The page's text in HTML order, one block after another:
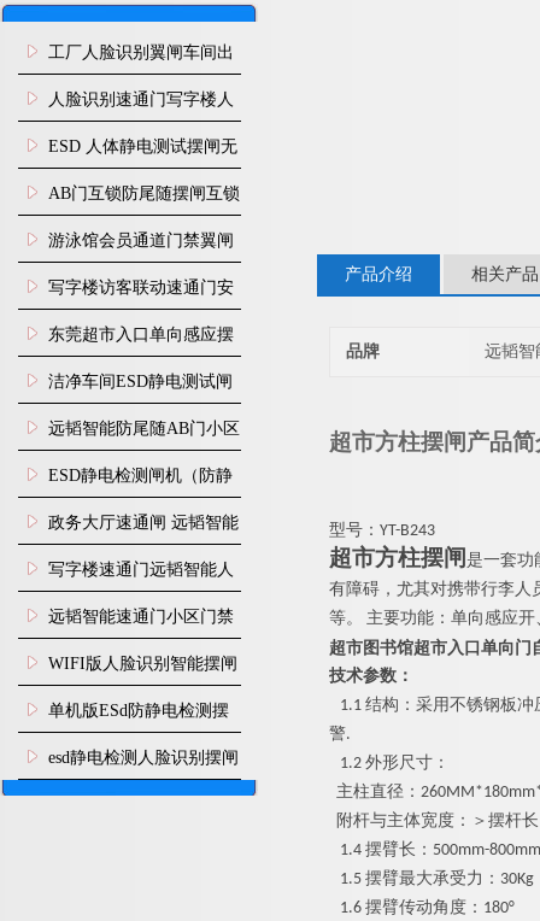
工厂人脸识别翼闸车间出
入口人行通道门禁
人脸识别速通门写字楼人
行通道闸门禁设备
ESD 人体静电测试摆闸无
尘车间防静电闸机
AB门互锁防尾随摆闸互锁
闸机
游泳馆会员通道门禁翼闸
写字楼访客联动速通门安
装
东莞超市入口单向感应摆
闸安装
洁净车间ESD静电测试闸
机
远韬智能防尾随AB门小区
门禁闸机安装
​ESD静电检测闸机（防静
电门禁通道系统）
政务大厅速通闸 远韬智能
防尾随静音速通门
写字楼速通门远韬智能人
脸识别快速通道闸
远韬智能速通门小区门禁
闸机食堂消费摆闸
WIFI版人脸识别智能摆闸
机
单机版ESd防静电检测摆
闸机
esd静电检测人脸识别摆闸
安装
产品介绍 相关产品
品牌 远韬智
超市方柱摆闸产品简
型号 ： YT-B243
超市方柱摆闸 是一套功
有障碍，尤其对携带行李人
等。
主要功能：单向感应
超市图书馆超市入口单向门
技术参数：
1.1 结构：采用不锈钢板
警.
1.2 外形尺寸：
主柱直径： 260MM*180mm
附杆与主体宽度：＞摆杆长
1.4 摆臂长 ： 500mm-800mm
1.5 摆臂最大承受力 ： 30Kg
1.6 摆臂传动角度 ： 180°